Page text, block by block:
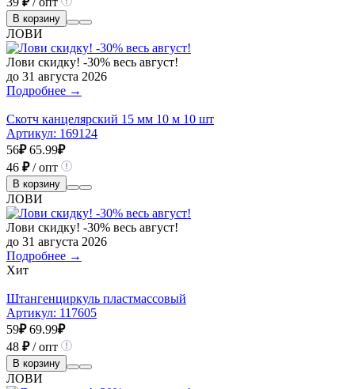
В корзину
ЛОВИ
Лови скидку! -30% весь август!
до 31 августа 2026
Подробнее →
Скотч канцелярский 15 мм 10 м 10 шт
Артикул: 169124
56₽ 65.99₽
46 ₽/ опт
В корзину
ЛОВИ
Лови скидку! -30% весь август!
до 31 августа 2026
Подробнее →
Хит
Штангенциркуль пластмассовый
Артикул: 117605
59₽ 69.99₽
48 ₽/ опт
В корзину
ЛОВИ